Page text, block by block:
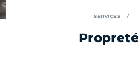
SERVICES
Propreté